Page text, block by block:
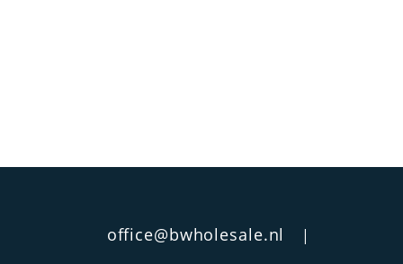
office@bwholesale.nl |